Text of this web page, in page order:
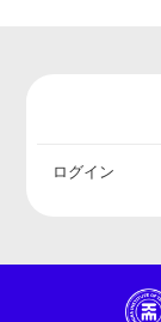
ログイン